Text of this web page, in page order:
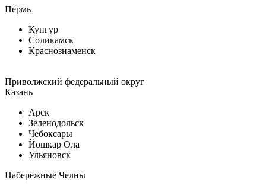
Пермь
Кунгур
Соликамск
Краснознаменск
Приволжский федеральный округ
Казань
Арск
Зеленодольск
Чебоксары
Йошкар Ола
Ульяновск
Набережные Челны